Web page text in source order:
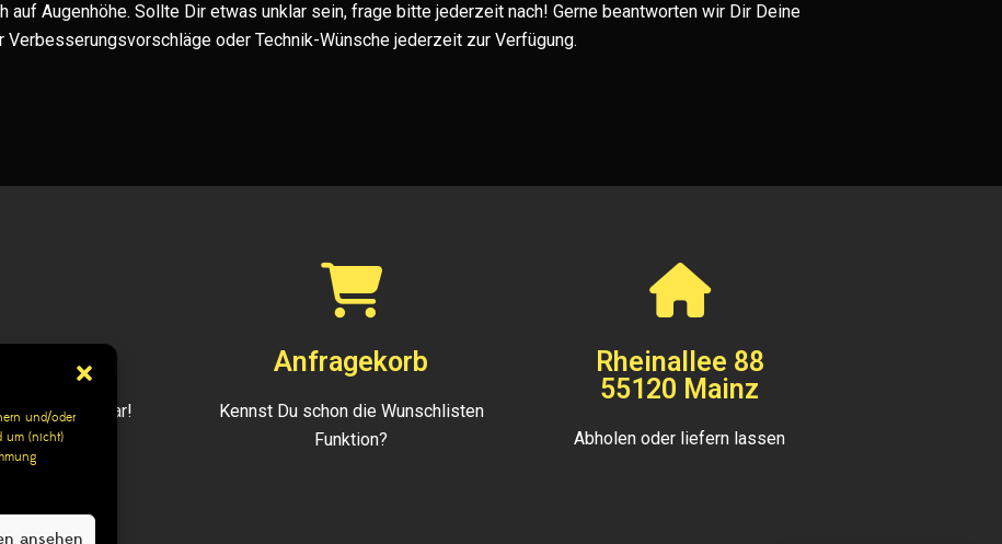
und/oder
um (nicht)
ansehen
Augenhöhe. Sollte Dir etwas unklar sein, frage bitte jederzeit nach! Gerne beantworten wir Dir Deine
Verbesserungsvorschläge oder Technik-Wünsche jederzeit zur Verfügung.
erreichbar!
Anfragekorb
Kennst Du schon die Wunschlisten
Funktion?
Rheinallee 88
55120 Mainz
Abholen oder liefern lassen